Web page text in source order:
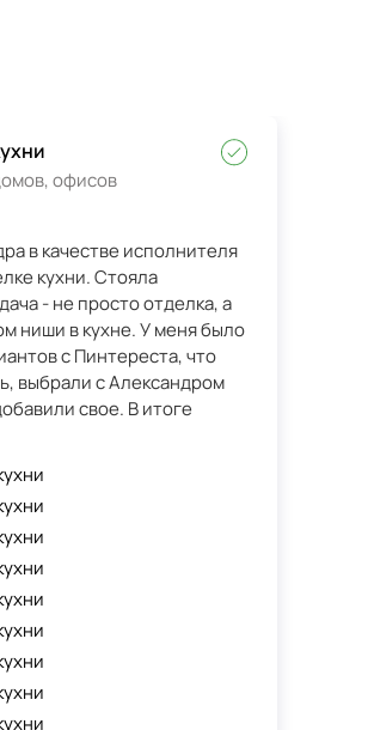
офисов
в качестве исполнителя
кухни. Стояла
- не просто отделка, а
кухне. У меня было
с Пинтереста, что
выбрали с Александром
свое. В итоге